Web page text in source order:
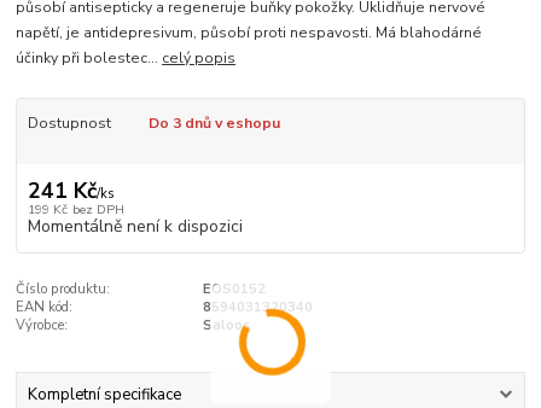
působí antisepticky a regeneruje buňky pokožky. Uklidňuje nervové
napětí, je antidepresivum, působí proti nespavosti. Má blahodárné
účinky při bolestec... celý popis
Dostupnost Do 3 dnů v eshopu
241 Kč/ks
199 Kč bez DPH
Momentálně není k dispozici
Číslo produktu:
EOS0152
EAN kód:
8594031320340
Výrobce:
Saloos
Kompletní specifikace